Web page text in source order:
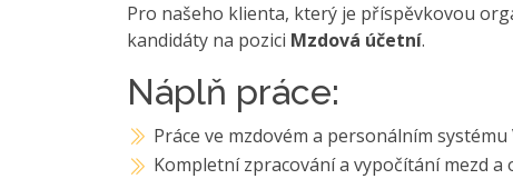
Pro našeho klienta, který je příspěvkovou
kandidáty na pozici Mzdová účetní.
Náplň práce:
Práce ve mzdovém a personálním systému
Kompletní zpracování a vypočítání mezd a